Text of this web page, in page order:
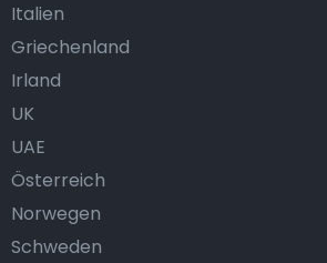
Italien
Griechenland
Irland
UK
UAE
Österreich
Norwegen
Schweden